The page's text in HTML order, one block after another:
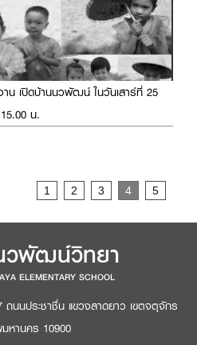
น เปิดบ้านนวพัฒน์ ในวันเสาร์ที่ 25
น.
1 2 3 4 5
วพัฒน์วิทยา
ELEMENTARY SCHOOL
นนประชาชื่น แขวงลาดยาว เขตจตุจักร
หานคร 10900